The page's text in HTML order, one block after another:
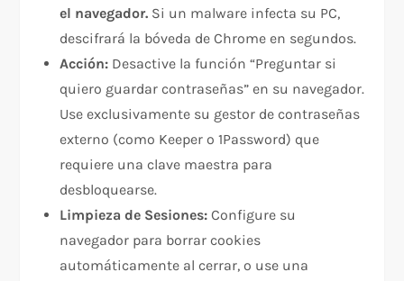
el navegador. Si un malware infecta su PC,
descifrará la bóveda de Chrome en segundos.
Acción: Desactive la función “Preguntar si
quiero guardar contraseñas” en su navegador.
Use exclusivamente su gestor de contraseñas
externo (como Keeper o 1Password) que
requiere una clave maestra para
desbloquearse.​
Limpieza de Sesiones: Configure su
navegador para borrar cookies
automáticamente al cerrar, o use una